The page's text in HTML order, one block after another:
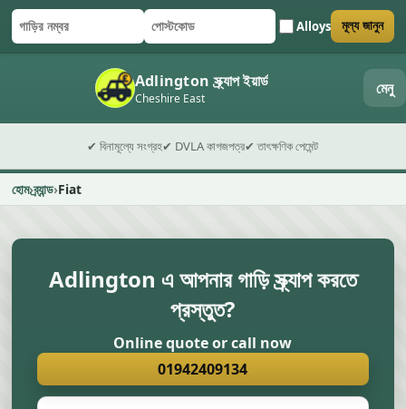
গাড়ির নম্বর
পোস্টকোড Alloys
ফর্ম জমা দিন মূল্য জানুন
Adlington স্ক্র্যাপ ইয়ার্ড
Cheshire East মেনু
✔ বিনামূল্যে সংগ্রহ✔ DVLA কাগজপত্র✔ তাৎক্ষণিক পেমেন্ট
হোম ব্র্যান্ড Fiat
Adlington এ আপনার গাড়ি স্ক্র্যাপ করতে
প্রস্তুত?
Online quote or call now
01942409134